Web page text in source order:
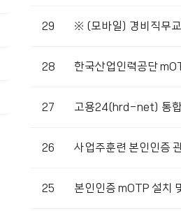
29 ※ (모바일) 경비직무
28 한국산업인력공단
27 고용24(hrd-net) 통합
26 사업주훈련 본인인증
25 본인인증 mOTP 설치